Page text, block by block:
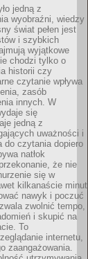
jedną z
wyobraźni, wiedzy
świat pełen jest
i szybkich
wyjątkowe
chodzi tylko o
historii czy
czytanie wpływa
zasób
innych. W
się
jedną z
uważności i
do czytania dopiero
natłok
że nie
się w
kilkanaście minut
nawyk i poczuć
zwolnić tempo,
i skupić na
To
internetu,
zaangażowania.